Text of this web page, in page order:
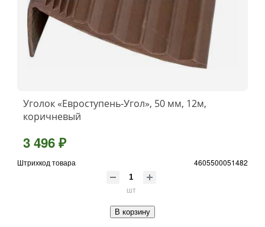
Уголок «Евроступень-Угол», 50 мм, 12м,
коричневый
3 496 ₽
Штрихкод товара 4605500051482
шт
В корзину